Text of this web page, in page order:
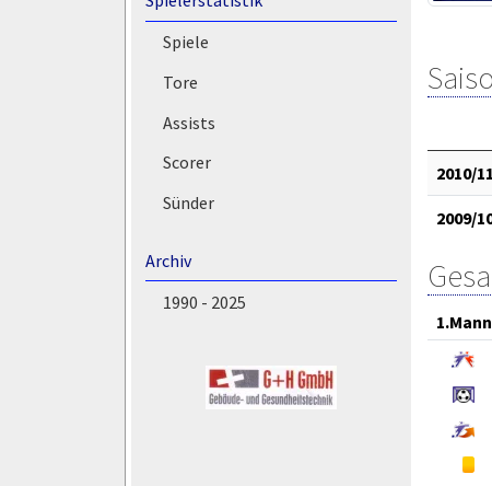
Spiele
Tore
Assists
Scorer
Sünder
Archiv
1990 - 2025
2010/11
2009/